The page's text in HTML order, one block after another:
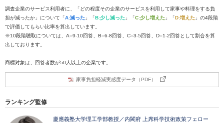
調査企業のサービス利用者に、「どの程度その企業のサービスを利用して家事や料理をする負
担が減ったか」について「A:減った 」「B:少し減った 」「C:少し増えた 」「D:増えた 」の4段階
で評価してもらい比率を算出しています。
※10段階聴取については、A=9-10回答、B=6-8回答、C=3-5回答、D=1-2回答として割合を算
出しております。
商標対象は、回答者数が50人以上の企業です。
家事負担軽減実感度データ（PDF）
ランキング監修
慶應義塾大学理工学部教授／内閣府 上席科学技術政策フェロー